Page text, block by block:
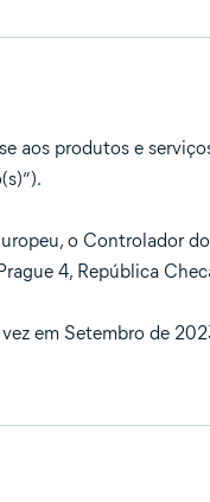
aos produtos e
o Controlador
4, República
em Setembro de